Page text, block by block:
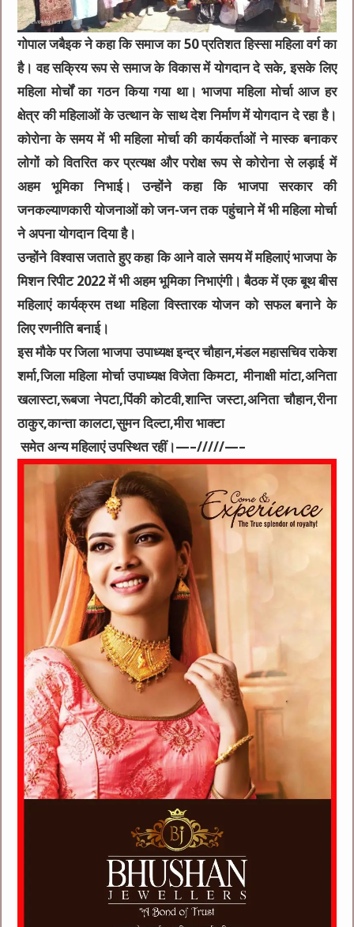
गोपाल जबैइक ने कहा कि समाज का 50 प्रतिशत हिस्सा महिला वर्ग का
है। वह सक्रिय रूप से समाज के विकास में योगदान दे सके, इसके लिए
महिला मोर्चों का गठन किया गया था। भाजपा महिला मोर्चा आज हर
क्षेत्र की महिलाओं के उत्थान के साथ देश निर्माण में योगदान दे रहा है।
कोरोना के समय में भी महिला मोर्चा की कार्यकर्ताओं ने मास्क बनाकर
लोगों को वितरित कर प्रत्यक्ष और परोक्ष रूप से कोरोना से लड़ाई में
अहम भूमिका निभाई। उन्होंने कहा कि भाजपा सरकार की
जनकल्याणकारी योजनाओं को जन-जन तक पहुंचाने में भी महिला मोर्चा
ने अपना योगदान दिया है।
उन्होंने विश्वास जताते हुए कहा कि आने वाले समय में महिलाएं भाजपा के
मिशन रिपीट 2022 में भी अहम भूमिका निभाएंगी। बैठक में एक बूथ बीस
महिलाएं कार्यक्रम तथा महिला विस्तारक योजन को सफल बनाने के
लिए रणनीति बनाई।
इस मौके पर जिला भाजपा उपाध्यक्ष इन्द्र चौहान,मंडल महासचिव राकेश
शर्मा,जिला महिला मोर्चा उपाध्यक्ष विजेता किमटा, मीनाक्षी मांटा,अनिता
खलास्टा,रूबजा नेपटा,पिंकी कोटवी,शान्ति जस्टा,अनिता चौहान,रीना
ठाकुर,कान्ता कालटा,सुमन दिल्टा,मीरा भाक्टा
समेत अन्य महिलाएं उपस्थित रहीं।—–/////—–